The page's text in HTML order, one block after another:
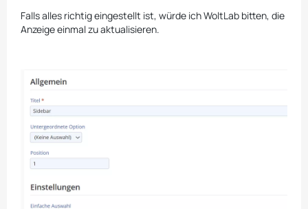
Falls alles richtig eingestellt ist, würde ich WoltLab bitten, die
Anzeige einmal zu aktualisieren.